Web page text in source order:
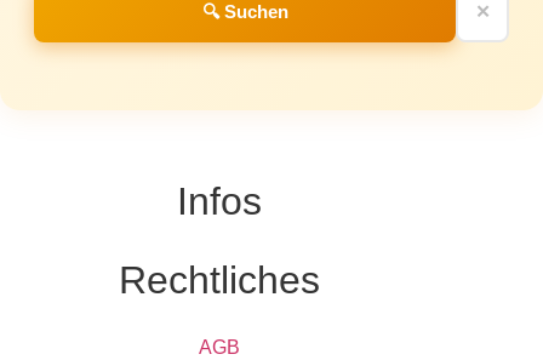
🔍 Suchen ✕
Infos
Rechtliches
AGB